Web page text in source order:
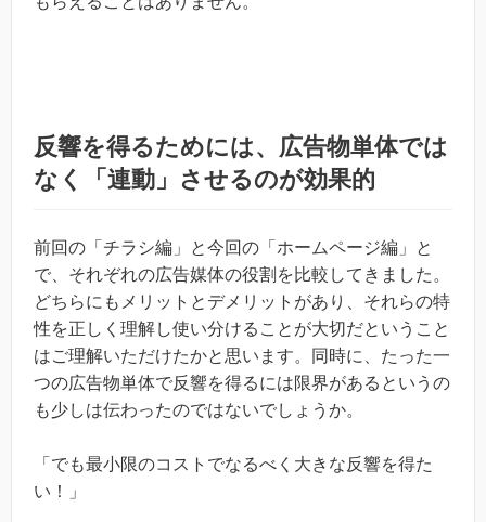
反響を得るためには、広告物単体では
なく「連動」させるのが効果的
前回の「チラシ編」と今回の「ホームページ編」と
で、それぞれの広告媒体の役割を比較してきました。
どちらにもメリットとデメリットがあり、それらの特
性を正しく理解し使い分けることが大切だということ
はご理解いただけたかと思います。同時に、たった一
つの広告物単体で反響を得るには限界があるというの
も少しは伝わったのではないでしょうか。
「でも最小限のコストでなるべく大きな反響を得た
い！」